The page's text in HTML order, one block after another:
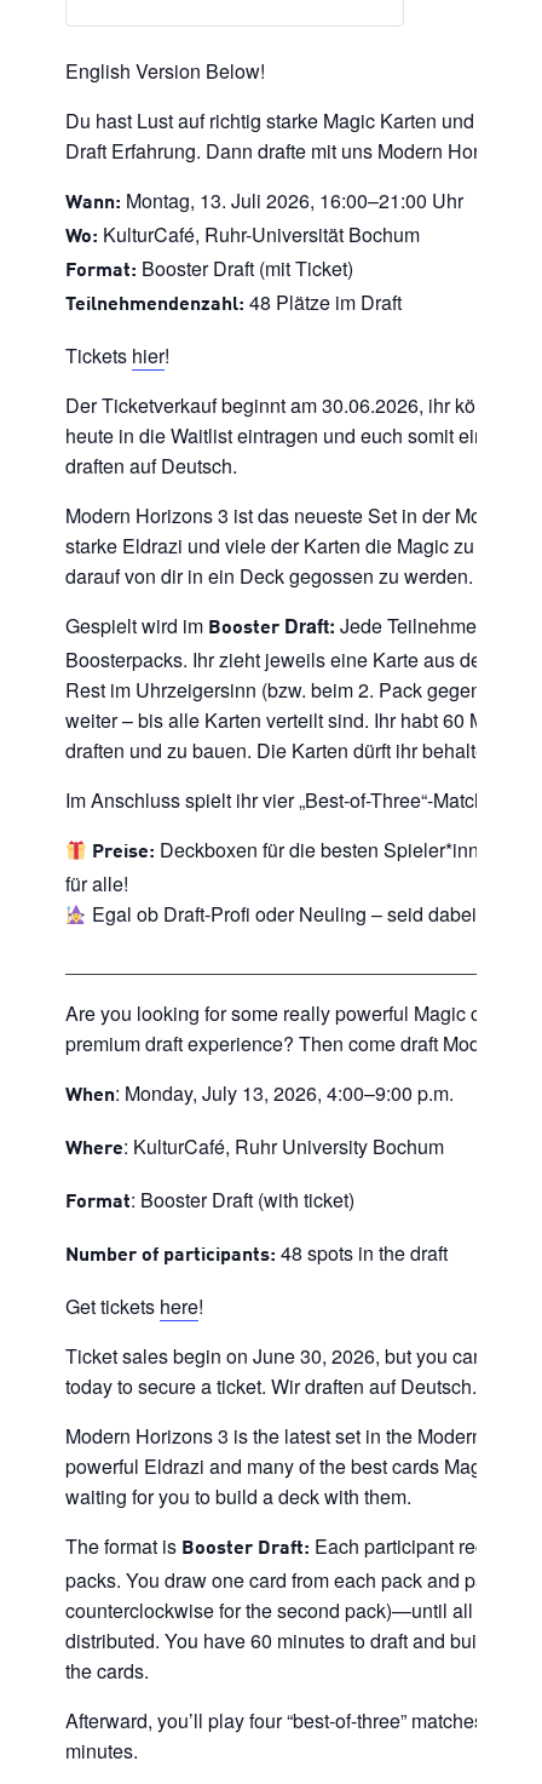
English Version Below!
Du hast Lust auf richtig starke Magic Karten und die
Draft Erfahrung. Dann drafte mit uns Modern Horizons
Wann: Montag, 13. Juli 2026, 16:00–21:00 Uhr
Wo: KulturCafé, Ruhr-Universität Bochum
Format: Booster Draft (mit Ticket)
Teilnehmendenzahl: 48 Plätze im Draft
Tickets hier!
Der Ticketverkauf beginnt am 30.06.2026, ihr könnt
heute in die Waitlist eintragen und euch somit ein
draften auf Deutsch.
Modern Horizons 3 ist das neueste Set in der Modern
starke Eldrazi und viele der Karten die Magic zu bieten
darauf von dir in ein Deck gegossen zu werden.
Gespielt wird im Booster Draft: Jede Teilnehmende
Boosterpacks. Ihr zieht jeweils eine Karte aus dem
Rest im Uhrzeigersinn (bzw. beim 2. Pack gegen den
weiter – bis alle Karten verteilt sind. Ihr habt 60
draften und zu bauen. Die Karten dürft ihr behalten.
Im Anschluss spielt ihr vier „Best-of-Three“-Matches à
Preise: Deckboxen für die besten Spieler*innen +
für alle!
Egal ob Draft-Profi oder Neuling – seid dabei und
Are you looking for some really powerful Magic cards
premium draft experience? Then come draft Modern
When: Monday, July 13, 2026, 4:00–9:00 p.m.
Where: KulturCafé, Ruhr University Bochum
Format: Booster Draft (with ticket)
Number of participants: 48 spots in the draft
Get tickets here!
Ticket sales begin on June 30, 2026, but you can sign
today to secure a ticket. Wir draften auf Deutsch.
Modern Horizons 3 is the latest set in the Modern
powerful Eldrazi and many of the best cards Magic has
waiting for you to build a deck with them.
The format is Booster Draft: Each participant receives
packs. You draw one card from each pack and pass
counterclockwise for the second pack)—until all cards
distributed. You have 60 minutes to draft and build a
the cards.
Afterward, you’ll play four “best-of-three” matches,
minutes.